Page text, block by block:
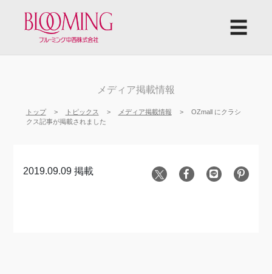
☰
メディア掲載情報
トップ トピックス メディア掲載情報
OZmall にクラシ
クス記事が掲載されました
2019.09.09 掲載